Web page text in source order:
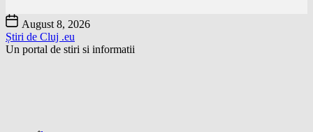
Skip
to
the
content
August 8, 2026
Știri de Cluj .eu
Un portal de stiri si informatii